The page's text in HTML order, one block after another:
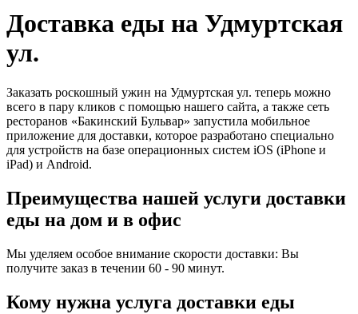
Доставка еды на Удмуртская
ул.
Заказать роскошный ужин на Удмуртская ул. теперь можно
всего в пару кликов с помощью нашего сайта, а также сеть
ресторанов «Бакинский Бульвар» запустила мобильное
приложение для доставки, которое разработано специально
для устройств на базе операционных систем iOS (iPhone и
iPad) и Android.
Преимущества нашей услуги доставки
еды на дом и в офис
Мы уделяем особое внимание скорости доставки: Вы
получите заказ в течении 60 - 90 минут.
Кому нужна услуга доставки еды